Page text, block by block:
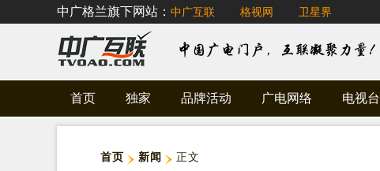
中广格兰旗下网站： 中广互联 格视网 卫星界
首页 独家 品牌活动 广电网络 电视台
首页 新闻 正文